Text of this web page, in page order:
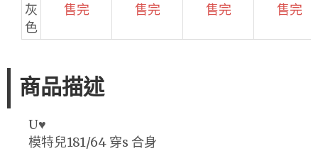
灰
色
售完 售完 售完 售完
商品描述
U♥
模特兒181/64 穿s 合身